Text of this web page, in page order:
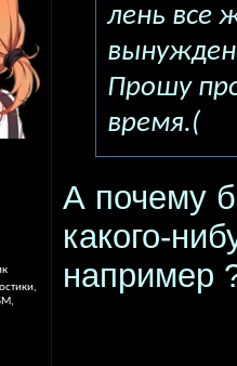
лень все
Прошу
время.(
А почему
какого-
например